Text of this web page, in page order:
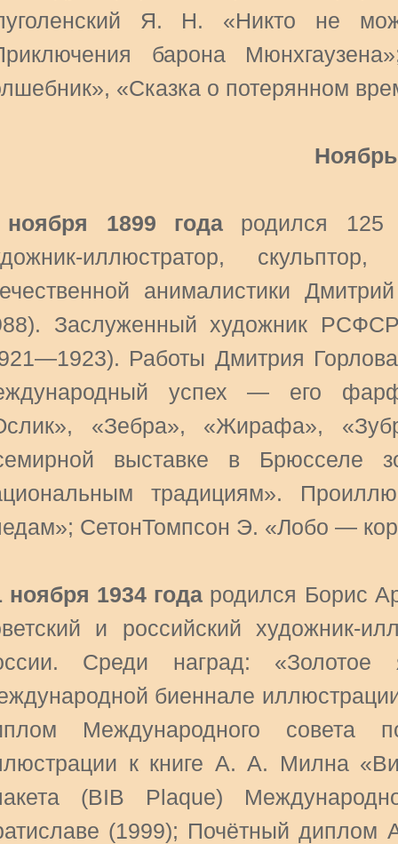
Я. Н. «Никто не
барона
«Сказка о потерянном
Ноябрь
1899 года родился 125
иллюстратор,
анималистики
Заслуженный художник
Работы Дмитрия
успех — его
«Зебра», «Жирафа»,
выставке в Брюсселе
традициям».
СетонТомпсон Э. «Лобо —
ноября 1934 года родился Борис
и российский художник-
Среди наград: «Золотое
биеннале
Международного совета
к книге А. А. Милна
(BIB Plaque)
(1999); Почётный диплом